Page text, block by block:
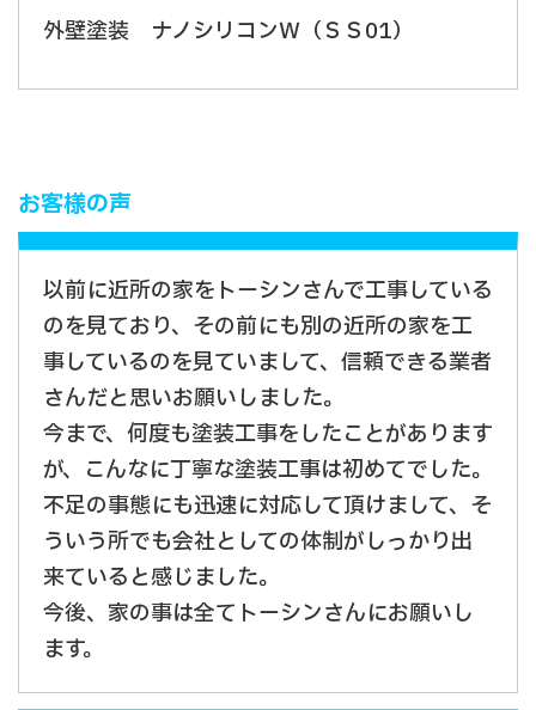
外壁塗装 ナノシリコンＷ（ＳＳ01）
お客様の声
以前に近所の家をトーシンさんで工事している
のを見ており、その前にも別の近所の家を工
事しているのを見ていまして、信頼できる業者
さんだと思いお願いしました。
今まで、何度も塗装工事をしたことがあります
が、こんなに丁寧な塗装工事は初めてでした。
不足の事態にも迅速に対応して頂けまして、そ
ういう所でも会社としての体制がしっかり出
来ていると感じました。
今後、家の事は全てトーシンさんにお願いし
ます。